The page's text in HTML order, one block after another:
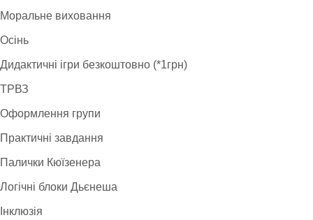
Моральне виховання
Осінь
Дидактичні ігри безкоштовно (*1грн)
ТРВЗ
Оформлення групи
Практичні завдання
Палички Кюїзенера
Логічні блоки Дьєнеша
Інклюзія